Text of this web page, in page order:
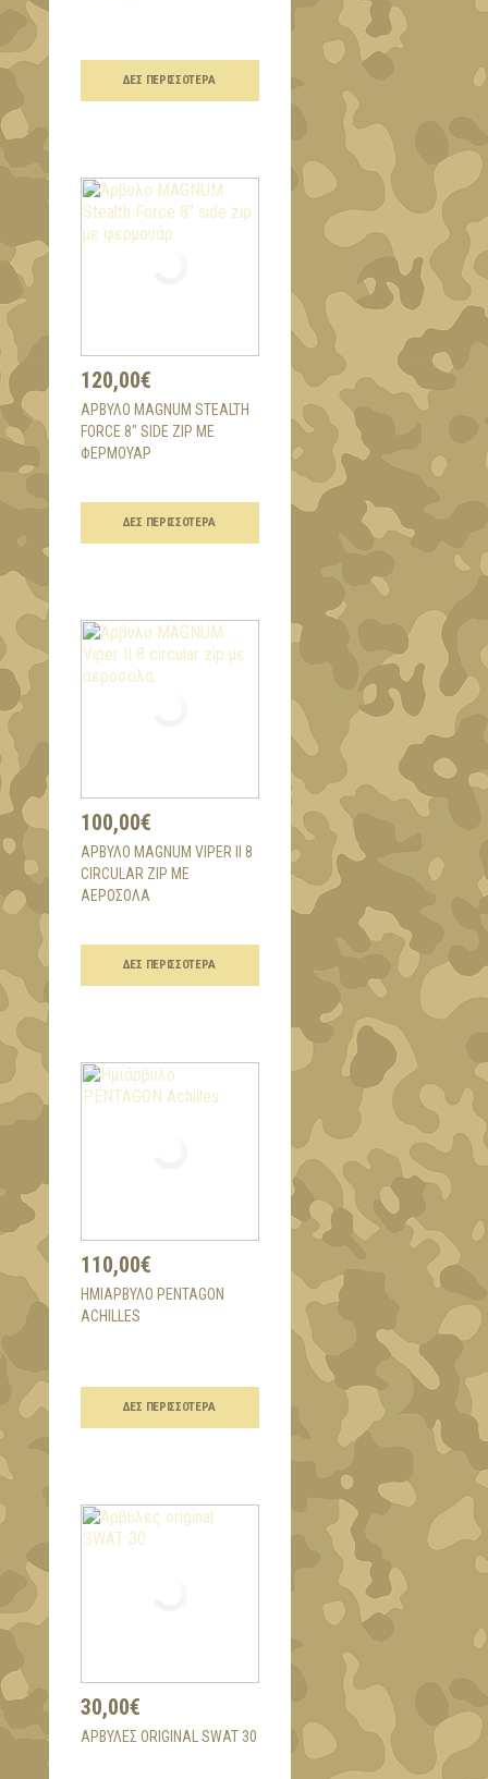
ΔΕΣ ΠΕΡΙΣΣΌΤΕΡΑ
120,00€
ΆΡΒΥΛΟ MAGNUM STEALTH
FORCE 8" SIDE ZIP ΜΕ
ΦΕΡΜΟΥΆΡ
ΔΕΣ ΠΕΡΙΣΣΌΤΕΡΑ
100,00€
ΆΡΒΥΛΟ MAGNUM VIPER II 8
CIRCULAR ZIP ΜΕ
ΑΕΡΌΣΟΛΑ
ΔΕΣ ΠΕΡΙΣΣΌΤΕΡΑ
110,00€
ΗΜΙΆΡΒΥΛΟ PENTAGON
ACHILLES
ΔΕΣ ΠΕΡΙΣΣΌΤΕΡΑ
30,00€
ΑΡΒΎΛΕΣ ORIGINAL SWAT 30